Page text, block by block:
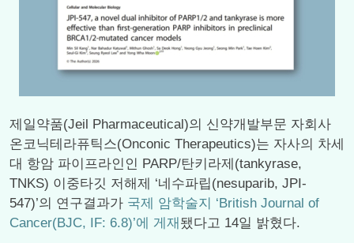
제일약품(Jeil Pharmaceutical)의 신약개발부문 자회사
온코닉테라퓨틱스(Onconic Therapeutics)는 자사의 차세
대 항암 파이프라인인 PARP/탄키라제(tankyrase,
TNKS) 이중타깃 저해제 ‘네수파립(nesuparib, JPI-
547)’의 연구결과가 국제 암학술지 ‘British Journal of
Cancer(BJC, IF: 6.8)’에 게재 됐다고 14일 밝혔다.